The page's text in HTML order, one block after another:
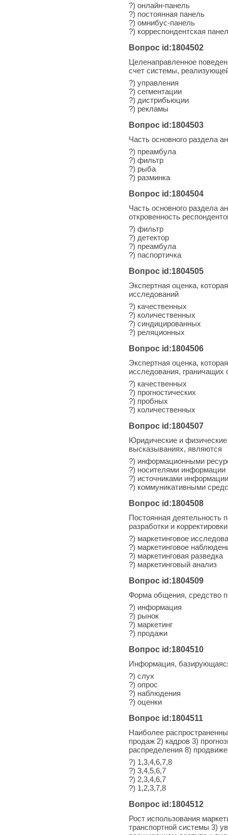
?) онлайн-панель
?) постоянная панель
?) омнибус-панель
?) корреспондентская
Вопрос id:1804502
Целенаправленное
счет системы,
?) управления
?) сегментации
?) дистрибьюции
?) рекламы
Вопрос id:1804503
Часть основного раздела
?) преамбула
?) фильтр
?) рыба
?) разминка
Вопрос id:1804504
Часть основного раздела
откровенность
?) фильтр
?) детектор
?) преамбула
?) паспортичка
Вопрос id:1804505
Экспертная оценка,
исследований
?) качественных
?) количественных
?) синдицированных
?) реляционных
Вопрос id:1804506
Экспертная оценка,
исследования, граничащих
?) качественных
?) прогностических
?) пробных
?) количественных
Вопрос id:1804507
Юридические и
высказываниях, являются
?) информационными
?) носителями информации
?) источниками информации
?) коммуникативными
Вопрос id:1804508
Постоянная деятельность
разработки и
?) маркетинговое
?) маркетинговое
?) маркетинговая разведка
?) маркетинговый анализ
Вопрос id:1804509
Форма общения, средство
?) информация
?) рынок
?) маркетинг
?) продажи
Вопрос id:1804510
Информация,
?) слух
?) опрос
?) наблюдения
?) оценки
Вопрос id:1804511
Наиболее
продаж 2) кадров 3)
распределения 8)
?) 1,3,4,6,7,8
?) 3,4,5,6,7
?) 2,3,4,6,7
?) 1,2,3,7,8
Вопрос id:1804512
Рост использования
транспортной системы 3)